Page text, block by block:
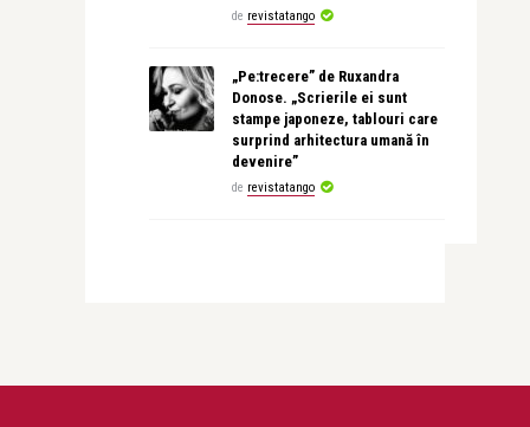
de revistatango
„Pe:trecere” de Ruxandra
Donose. „Scrierile ei sunt
stampe japoneze, tablouri care
surprind arhitectura umană în
devenire”
de revistatango